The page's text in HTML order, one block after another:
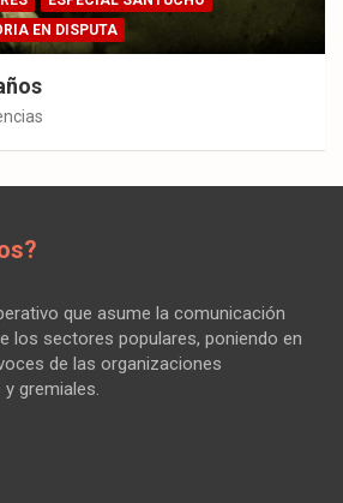
EN DISPUTA
que asume la comunicación
los sectores populares, poniendo en
de las organizaciones
gremiales.